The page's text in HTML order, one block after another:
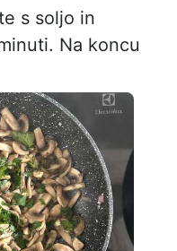
s soljo in
Na koncu